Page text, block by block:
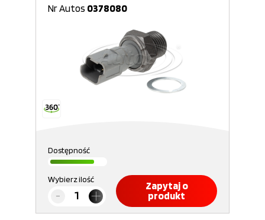
Nr Autos 0378080
Dostępność
Wybierz ilość
Zapytaj o
produkt